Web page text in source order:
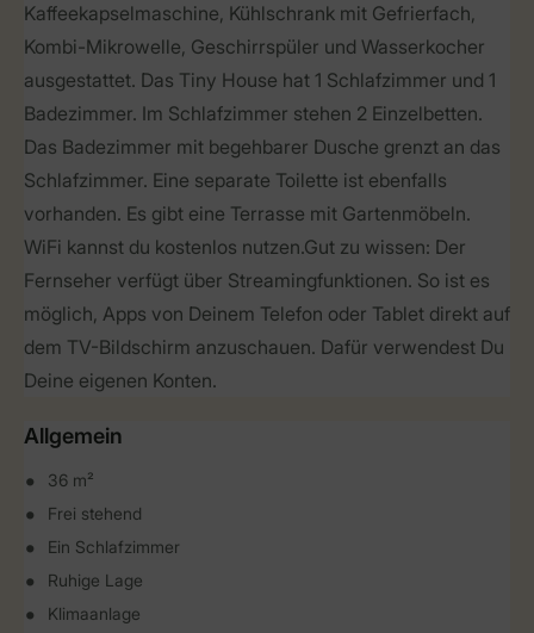
Kaffeekapselmaschine, Kühlschrank mit Gefrierfach,
Kombi-Mikrowelle, Geschirrspüler und Wasserkocher
ausgestattet. Das Tiny House hat 1 Schlafzimmer und 1
Badezimmer. Im Schlafzimmer stehen 2 Einzelbetten.
Das Badezimmer mit begehbarer Dusche grenzt an das
Schlafzimmer. Eine separate Toilette ist ebenfalls
vorhanden. Es gibt eine Terrasse mit Gartenmöbeln.
WiFi kannst du kostenlos nutzen.Gut zu wissen: Der
Fernseher verfügt über Streamingfunktionen. So ist es
möglich, Apps von Deinem Telefon oder Tablet direkt auf
dem TV-Bildschirm anzuschauen. Dafür verwendest Du
Deine eigenen Konten.
Allgemein
36 m²
Frei stehend
Ein Schlafzimmer
Ruhige Lage
Klimaanlage